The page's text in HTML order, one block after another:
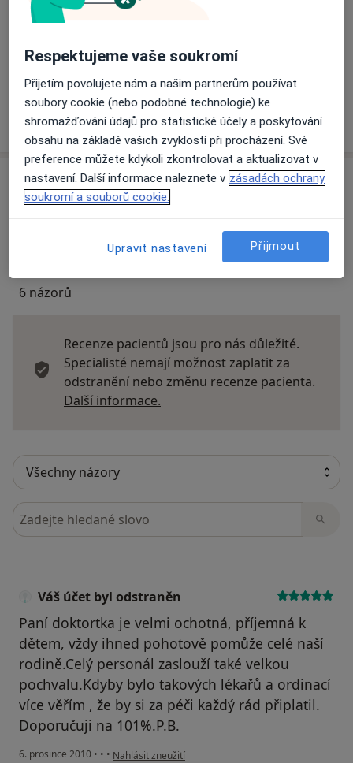
Na teto adrese lékař přijímá pacienty na pojišťovnu
Detaily
Víceo adrese
Názory
6 názorů
Recenze pacientů jsou pro nás důležité.
Specialisté nemají možnost zaplatit za
odstranění nebo změnu recenze pacienta.
Další informace.
Hledejte v názorech
Váš účet byl odstraněn
Paní doktortka je velmi ochotná, příjemná k
dětem, vždy ihned pohotově pomůže celé naší
rodině.Celý personál zaslouží také velkou
pochvalu.Kdyby bylo takových lékařů a ordinací
více věřím , že by si za péči každý rád připlatil.
Doporučuji na 101%.P.B.
6. prosince 2010 • • • podle názoru uživatele Váš účet byl odstraněn
Nahlásit zneužití
Respektujeme vaše soukromí
Přijetím povolujete nám a našim partnerům používat
soubory cookie (nebo podobné technologie) ke
shromažďování údajů pro statistické účely a poskytování
obsahu na základě vašich zvyklostí při procházení. Své
preference můžete kdykoli zkontrolovat a aktualizovat v
nastavení. Další informace naleznete v zásadách ochrany
soukromí a souborů cookie.
Upravit nastavení Přijmout